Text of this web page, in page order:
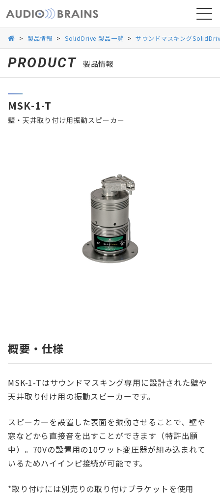
導入事例
お問い合わせ
> 製品情報 > SolidDrive 製品一覧 > サウンドマスキング
PRODUCT 製品情報
MSK-1-T
壁・天井取り付け用振動スピーカー
概要・仕様
MSK-1-Tはサウンドマスキング専用に設計された壁や
天井取り付け用の振動スピーカーです。
スピーカーを設置した表面を振動させることで、壁や
窓などから直接音を出すことができます（特許出願
中）。70Vの設置用の10ワット変圧器が組み込まれて
いるためハイインピ接続が可能です。
*取り付けには別売りの取り付けブラケットを使用